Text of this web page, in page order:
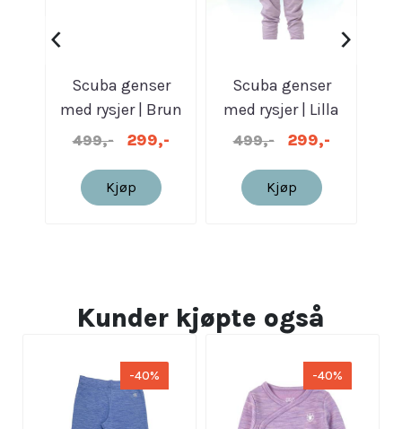
Scuba genser
med rysjer | Brun
melert
499,- 299,-
Kjøp
Scuba genser
med rysjer | Lilla
melert
499,- 299,-
Kjøp
‹ ›
Kunder kjøpte også
-40% -40%